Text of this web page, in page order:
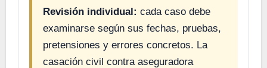
Revisión individual: cada caso debe
examinarse según sus fechas, pruebas,
pretensiones y errores concretos. La
casación civil contra aseguradora